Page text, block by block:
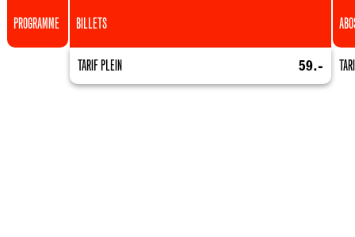
PROGRAMME BILLETS
TARIF PLEIN 59.-